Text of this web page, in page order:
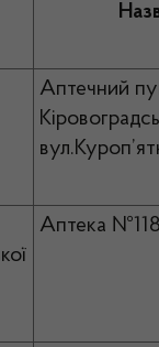
Аптечний
Аптека №118